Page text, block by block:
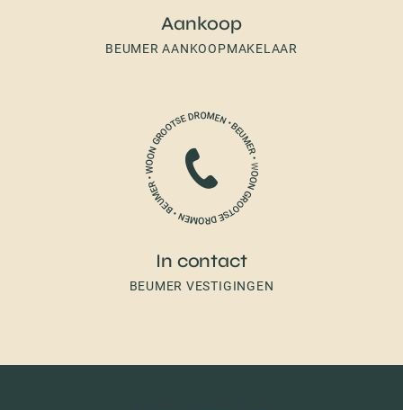
Aankoop
BEUMER AANKOOPMAKELAAR
In contact
BEUMER VESTIGINGEN